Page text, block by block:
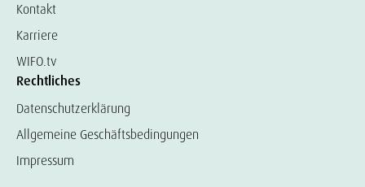
Kontakt
Karriere
WIFO.tv
Rechtliches
Datenschutzerklärung
Allgemeine Geschäftsbedingungen
Impressum